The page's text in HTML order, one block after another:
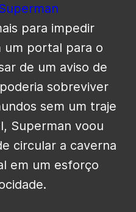
para impedir
um portal para o
de um aviso de
sobreviver
sem um traje
Superman voou
circular a caverna
em um esforço